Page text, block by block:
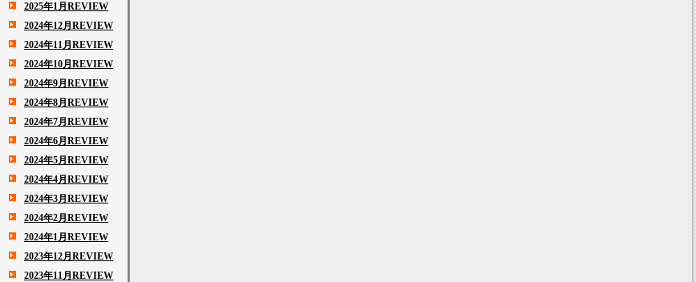
2025年1月REVIEW
2024年12月REVIEW
2024年11月REVIEW
2024年10月REVIEW
2024年9月REVIEW
2024年8月REVIEW
2024年7月REVIEW
2024年6月REVIEW
2024年5月REVIEW
2024年4月REVIEW
2024年3月REVIEW
2024年2月REVIEW
2024年1月REVIEW
2023年12月REVIEW
2023年11月REVIEW